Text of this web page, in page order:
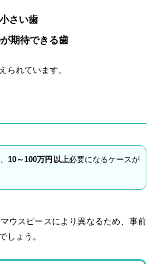
さい歯
期待できる歯
られています。
10～100万円以上必要になるケースが
ウスピースにより異なるため、事前
しょう。